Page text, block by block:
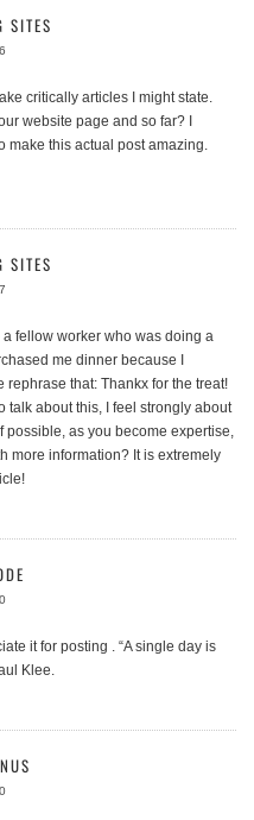
SITES
critically articles I might state.
website page and so far? I
this actual post amazing.
SITES
fellow worker who was doing a
me dinner because I
that: Thankx for the treat!
talk about this, I feel strongly about
as you become expertise,
more information? It is extremely
it for posting . “A single day is
Klee.